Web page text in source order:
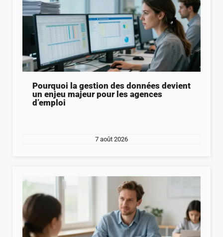
Pourquoi la gestion des données devient
un enjeu majeur pour les agences
d’emploi
7 août 2026